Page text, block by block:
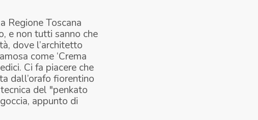
Regione Toscana
e non tutti sanno che
dove l’architetto
come ‘Crema
Ci fa piacere che
dall’orafo fiorentino
del "penkato
appunto di